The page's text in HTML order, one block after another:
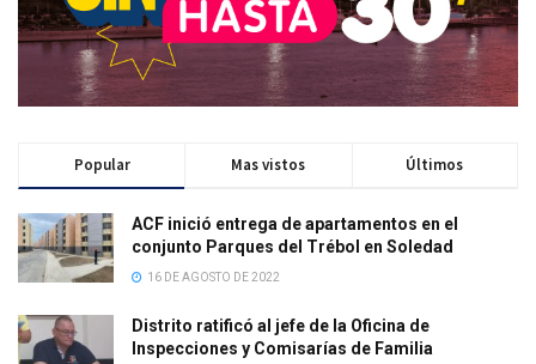
Popular Mas vistos Últimos
ACF inició entrega de apartamentos en el
conjunto Parques del Trébol en Soledad
16 DE AGOSTO DE 2022
Distrito ratificó al jefe de la Oficina de
Inspecciones y Comisarías de Familia